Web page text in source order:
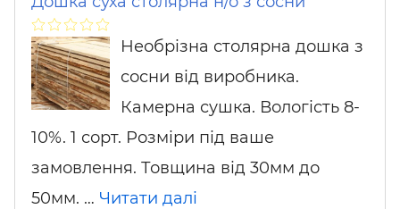
Необрізна столярна дошка з
сосни від виробника.
Камерна сушка. Вологість 8-
10%. 1 сорт. Розміри під ваше
замовлення. Товщина від 30мм до
50мм. … Читати далі